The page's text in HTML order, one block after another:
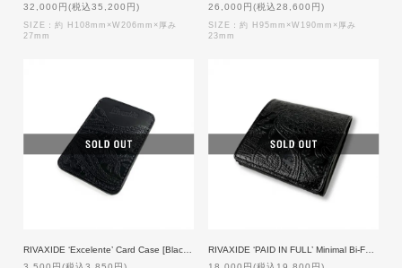
32,000円(税込35,200円)
SIZE：約 H108mm×W206mm×厚み
27mm
26,000円(税込28,600円)
SIZE：約 H95mm×W190mm×厚み
23mm